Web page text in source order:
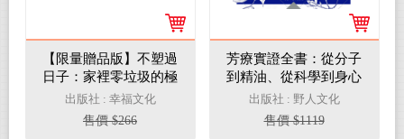
【限量贈品版】不塑過
日子：家裡零垃圾的極
簡生活練習(電子書)
出版社 : 幸福文化
售價 $266
芳療實證全書：從分子
到精油、從科學到身心
靈，成為專業芳療師的
必備聖經【肯園20週年
紀念版】(電子書)
出版社 : 野人文化
售價 $1119